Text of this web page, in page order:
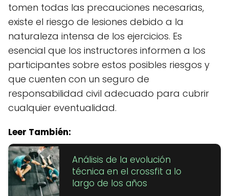
tomen todas las precauciones necesarias,
existe el riesgo de lesiones debido a la
naturaleza intensa de los ejercicios. Es
esencial que los instructores informen a los
participantes sobre estos posibles riesgos y
que cuenten con un seguro de
responsabilidad civil adecuado para cubrir
cualquier eventualidad.
Leer También:
Análisis de la evolución
técnica en el crossfit a lo
largo de los años